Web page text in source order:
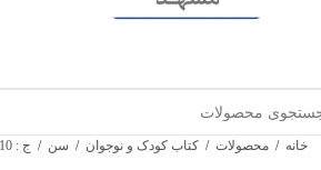
خانه / محصولات / کتاب کودک و نوجوان / سن / ج : 10 تا 12 سال